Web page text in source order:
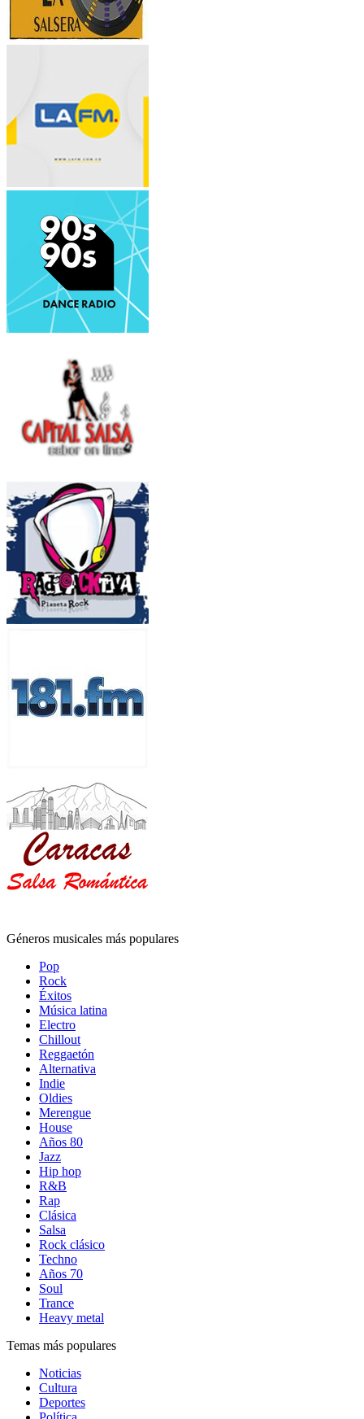
Géneros musicales más populares
Pop
Rock
Éxitos
Música latina
Electro
Chillout
Reggaetón
Alternativa
Indie
Oldies
Merengue
House
Años 80
Jazz
Hip hop
R&B
Rap
Clásica
Salsa
Rock clásico
Techno
Años 70
Soul
Trance
Heavy metal
Temas más populares
Noticias
Cultura
Deportes